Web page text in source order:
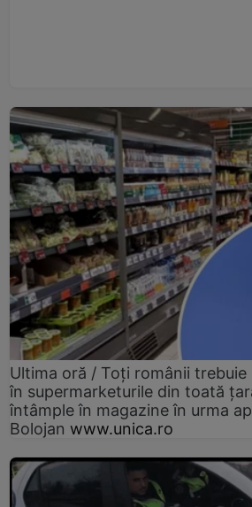
Ultima oră / Toți românii trebuie
în supermarketurile din toată
întâmple în magazine în urma
Bolojan www.unica.ro